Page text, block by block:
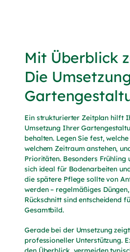
Mit Überblick
Die
Ein strukturierter Zeitplan hilft
Umsetzung Ihrer
behalten. Legen Sie fest,
welchem Zeitraum anstehen,
Prioritäten. Besonders Frühling
sich ideal für Bodenarbeiten
die spätere Pflege sollte von
werden – regelmäßiges
Rückschnitt sind entscheidend
Gesamtbild.
Gerade bei der Umsetzung
professioneller Unterstützung.